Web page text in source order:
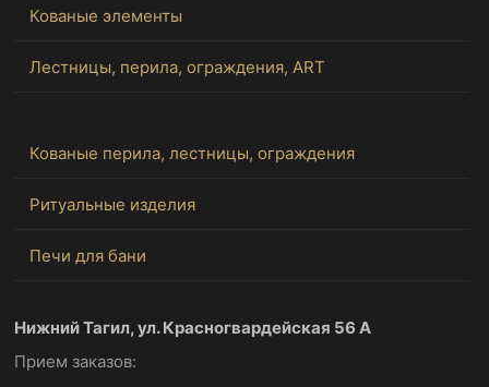
Кованые элементы
Лестницы, перила, ограждения, ART
Кованые перила, лестницы, ограждения
Ритуальные изделия
Печи для бани
Нижний Тагил, ул. Красногвардейская 56 А
Прием заказов: